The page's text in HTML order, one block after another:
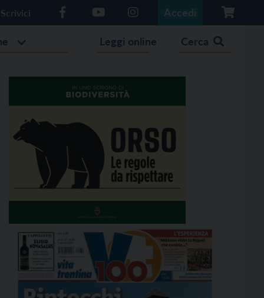
Scrivici Accedi
Leggi online Cerca